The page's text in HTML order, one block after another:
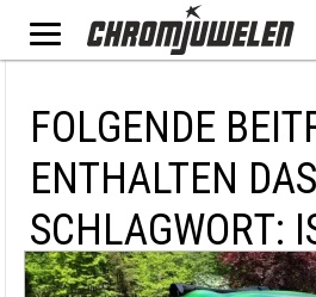
FOLGENDE
ENTHALTEN DAS
SCHLAGWORT: